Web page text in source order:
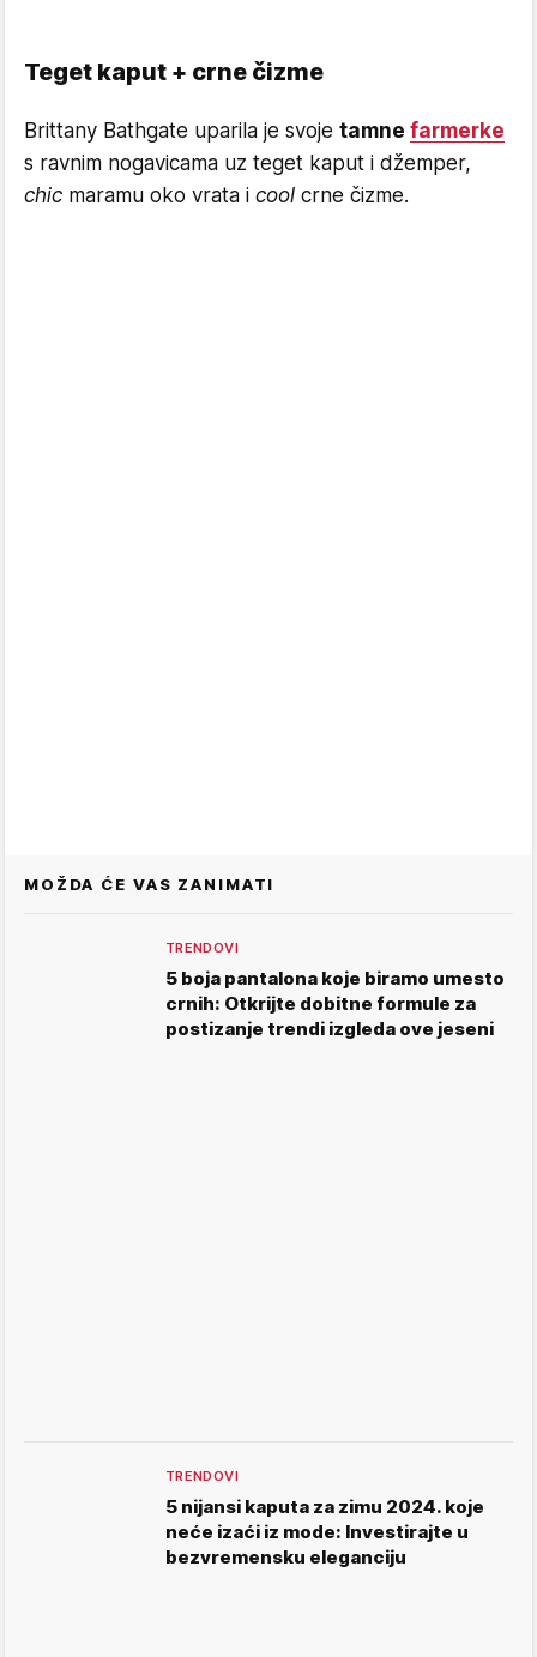
Teget kaput + crne čizme
Brittany Bathgate uparila je svoje tamne farmerke
s ravnim nogavicama uz teget kaput i džemper,
chic maramu oko vrata i cool crne čizme.
MOŽDA ĆE VAS ZANIMATI
TRENDOVI
5 boja pantalona koje biramo umesto
crnih: Otkrijte dobitne formule za
postizanje trendi izgleda ove jeseni
TRENDOVI
5 nijansi kaputa za zimu 2024. koje
neće izaći iz mode: Investirajte u
bezvremensku eleganciju